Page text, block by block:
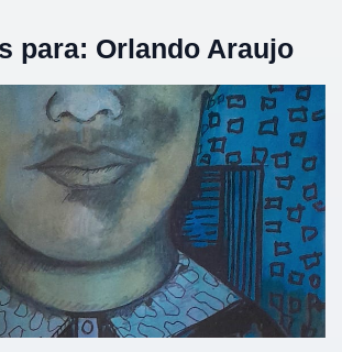
para: Orlando Araujo